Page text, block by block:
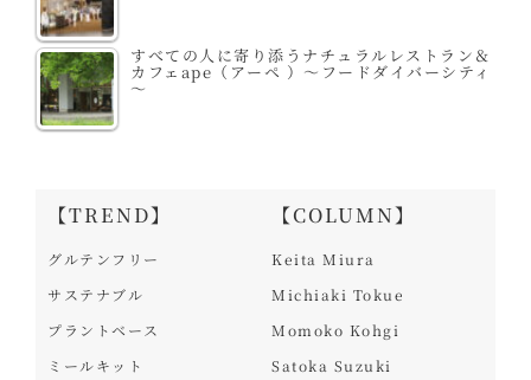
すべての人に寄り添うナチュラルレストラン＆
カフェape（アーペ ）～フードダイバーシティ
～
【TREND】
グルテンフリー
サステナブル
プラントベース
ミールキット
【COLUMN】
Keita Miura
Michiaki Tokue
Momoko Kohgi
Satoka Suzuki